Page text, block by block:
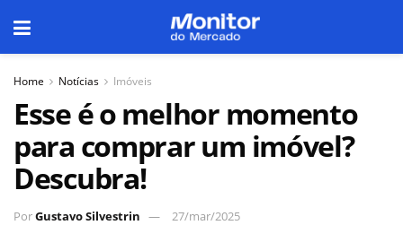
Home Notícias Imóveis
Esse é o melhor momento
para comprar um imóvel?
Descubra!
PorGustavo Silvestrin 27/mar/2025